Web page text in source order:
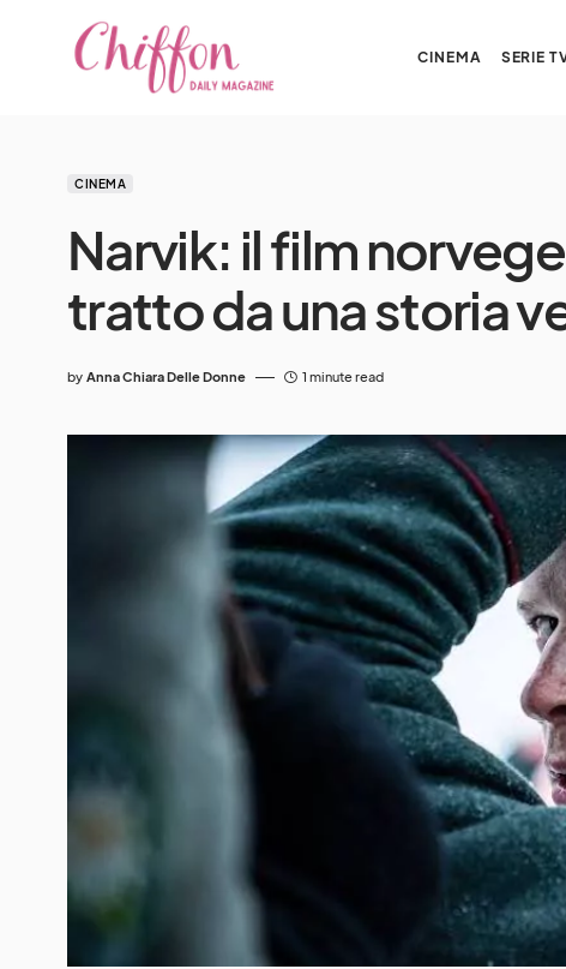
CINEMA SERIE
CINEMA
Narvik: il film
tratto da una storia
by Anna Chiara Delle Donne 1 minute read